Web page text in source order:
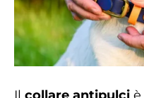
Il collare antipulci è